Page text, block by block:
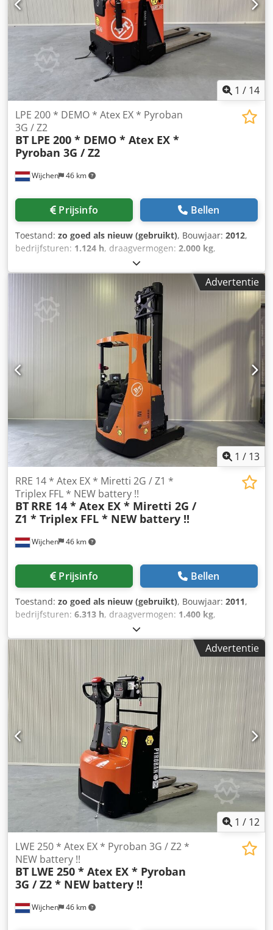
1 / 14
Wijchen 46 km
LPE 200 * DEMO * Atex EX * Pyroban
3G / Z2
BT LPE 200 * DEMO * Atex EX *
Pyroban 3G / Z2
Prijsinfo Bellen
Toestand: zo goed als nieuw (gebruikt), Bouwjaar: 2012,
bedrijfsturen: 1.124 h, draagvermogen: 2.000 kg,
, Manufacturer + model:BT LPE
200 * EX * 3G / Zone 2 Pyroban ID:25020.6540 Cat.:Demo
Forks:1150 x 570 mm Capacity:2000 kg Year:2012
Hours:1124 hours Capacity:24 v / 300 ah - Bj 06 / 2020
Codpfxezq Ubzj Adhsrf Options:* EX * Atex - Pyroban !!!!
Systeem = S6000 E Gasgroep = IIB Type = 3G ( toegestaan in
ZONE 2 ) Temp klasse = T3
Advertentie
1 / 13
Wijchen 46 km
RRE 14 * Atex EX * Miretti 2G / Z1 *
Triplex FFL * NEW battery !!
BT RRE 14 * Atex EX * Miretti 2G /
Z1 * Triplex FFL * NEW battery !!
Prijsinfo Bellen
Toestand: zo goed als nieuw (gebruikt), Bouwjaar: 2011,
bedrijfsturen: 6.313 h, draagvermogen: 1.400 kg,
, brandstoftype:
triplex, bouwhoogte:3.520 mm, Manufacturer + model:BT
RRE 140 * EX * Miretti 2G / Zone 1 Mast:3F8400
ID:25013.7057 Cat.:Used Mast:3F8400 Lowered height:3520
mm Crsdpfx Adozq Ua Dehsf Lifting height:8400 mm
Capacity:1400 kg Year:2011 Hours:6313 hours
Capacity:Complete NEW * 48v/ 560ah * Bj 2026 Options:*
EX * MIRETTI !!!!! Systeem = CEC 15 ATEX 161 Ref = E7207
Gasgroep = IIB Type = Cat 2G ( toegestaan in ZONE 1 en 2 )
Tempklasse = T2 Gb
Advertentie
1 / 12
Wijchen 46 km
LWE 250 * Atex EX * Pyroban 3G / Z2 *
NEW battery !!
BT LWE 250 * Atex EX * Pyroban
3G / Z2 * NEW battery !!